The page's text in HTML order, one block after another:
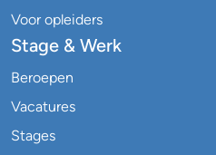
Voor opleiders
Stage & Werk
Beroepen
Vacatures
Stages